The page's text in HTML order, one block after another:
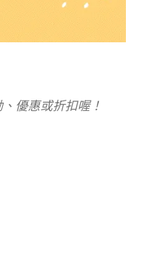
優惠或折扣喔！